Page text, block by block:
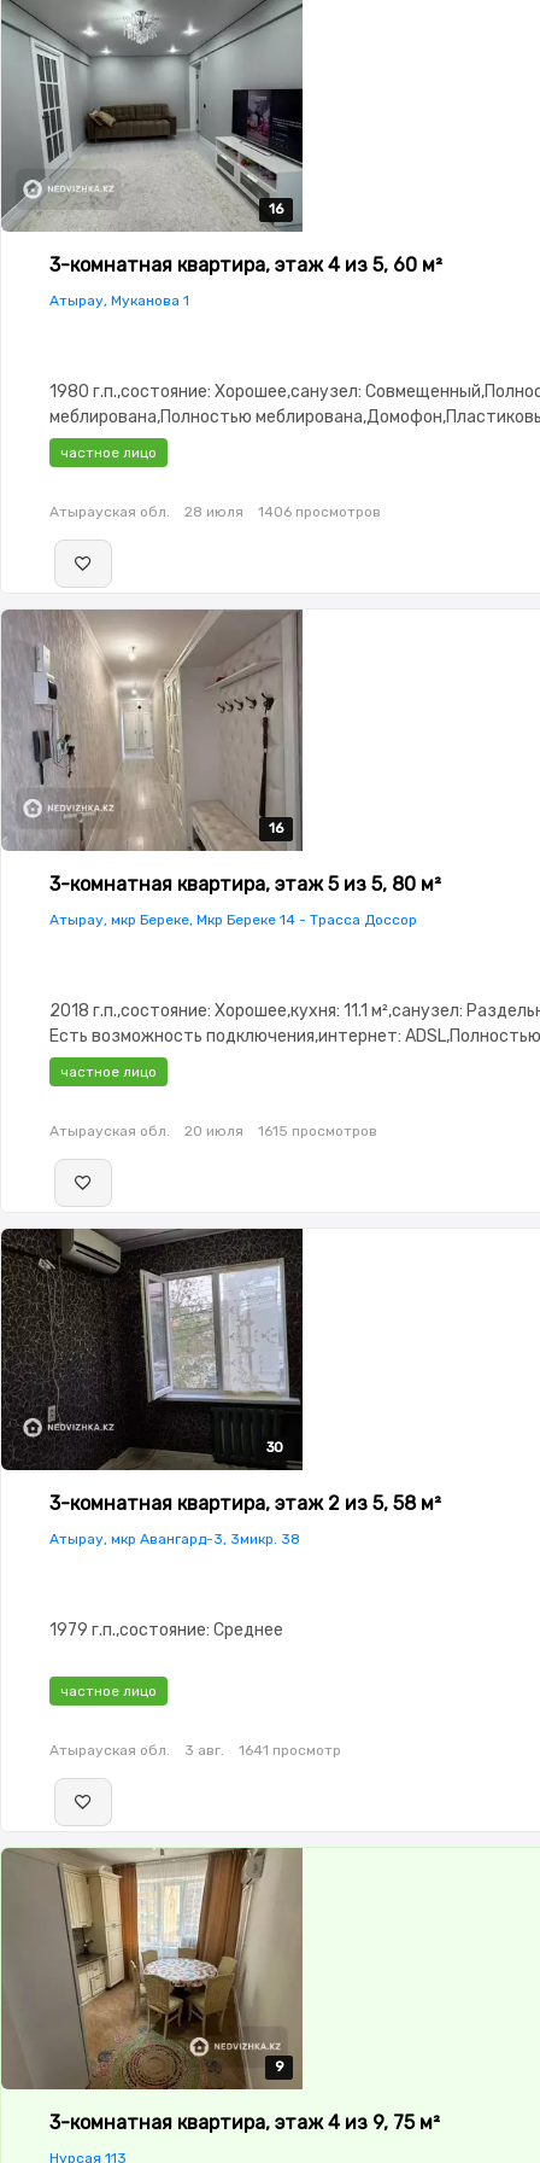
16
16
16
16
16
3-комнатная квартира, этаж 4 из 5, 60 м²
Атырау, Муканова 1
1980 г.п.,состояние: Хорошее,санузел:
меблирована,Полностью
окна,Неугловая,Кухня-студия,Встроенная
двор,Кондиционер
частное лицо
Атырауская обл. 28 июля 1406 просмотров
16
16
16
16
16
3-комнатная квартира, этаж 5 из 5, 80 м²
Атырау, мкр Береке, Мкр Береке 14 - Трасса Доссор
2018 г.п.,состояние: Хорошее,кухня: 11.1 м²,санузел:
Есть возможность подключения,интернет: ADSL,Полностью
меблирована,Полностью меблирована,паркинг:
окнах,Домофон,Кодовый
окна,Улучшенная,Комнаты изолированы,Встроенная
кухня,Счётчики,Тихий двор,Кондиционер
частное лицо
Атырауская обл. 20 июля 1615 просмотров
30
30
30
30
30
3-комнатная квартира, этаж 2 из 5, 58 м²
Атырау, мкр Авангард-3, 3микр. 38
1979 г.п.,состояние: Среднее
частное лицо
Атырауская обл. 3 авг. 1641 просмотр
9
9
9
9
9
3-комнатная квартира, этаж 4 из 9, 75 м²
Нурсая 113